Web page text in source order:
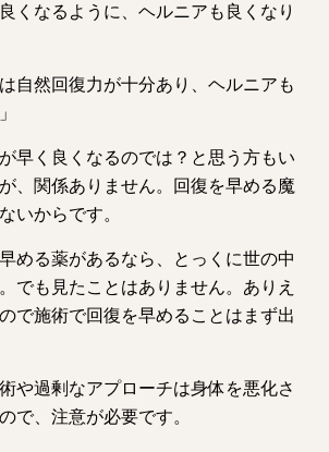
くなるように、ヘルニアも良くなり
自然回復力が十分あり、ヘルニアも
早く良くなるのでは？と思う方もい
、関係ありません。回復を早める魔
いからです。
める薬があるなら、とっくに世の中
でも見たことはありません。ありえ
で施術で回復を早めることはまず出
や過剰なアプローチは身体を悪化さ
で、注意が必要です。